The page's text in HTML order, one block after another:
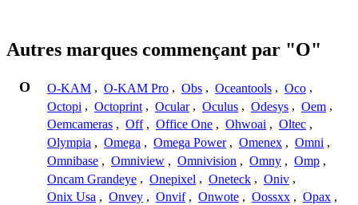
Autres marques commençant par "O"
O O-KAM , O-KAM Pro , Obs , Oceantools , Oco ,
Octopi , Octoprint , Ocular , Oculus , Odesys , Oem ,
Oemcameras , Off , Office One , Ohwoai , Oltec ,
Olympia , Omega , Omega Power , Omenex , Omni ,
Omnibase , Omniview , Omnivision , Omny , Omp ,
Oncam Grandeye , Onepixel , Oneteck , Oniv ,
Onix Usa , Onvey , Onvif , Onwote , Oossxx , Opax ,